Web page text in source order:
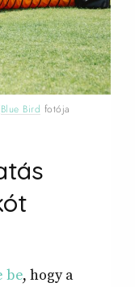
Blue Bird fotója
be, hogy a